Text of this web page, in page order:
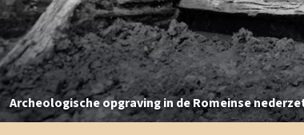
Archeologische opgraving in de Romeinse